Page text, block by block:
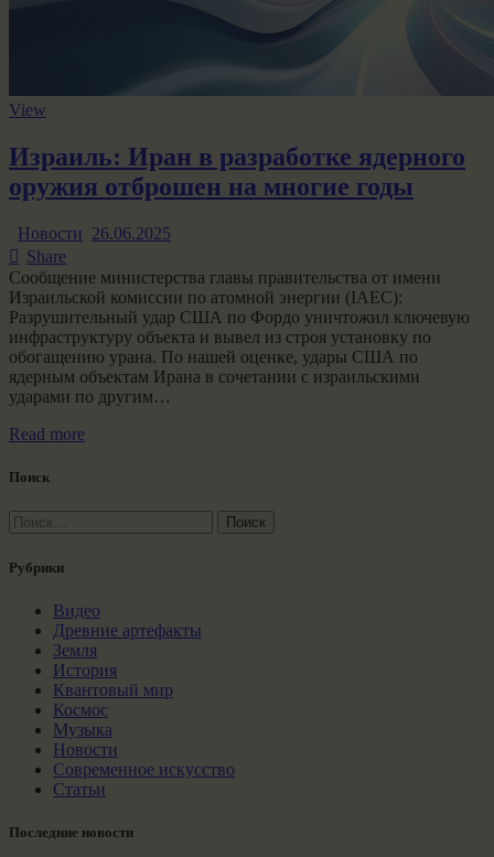
View
Израиль: Иран в разработке ядерного
оружия отброшен на многие годы
Новости 26.06.2025
Share
Сообщение министерства главы правительства от имени
Израильской комиссии по атомной энергии (IAEC):
Разрушительный удар США по Фордо уничтожил ключевую
инфраструктуру объекта и вывел из строя установку по
обогащению урана. По нашей оценке, удары США по
ядерным объектам Ирана в сочетании с израильскими
ударами по другим…
Read more
Поиск
Найти:
Рубрики
Видео
Древние артефакты
Земля
История
Квантовый мир
Космос
Музыка
Новости
Современное искусство
Статьи
Последние новости